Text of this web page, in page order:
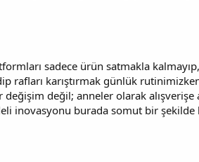
sadece ürün satmakla
karıştırmak günlük
değil; anneler olarak alışverişe
inovasyonu burada somut bir şekilde